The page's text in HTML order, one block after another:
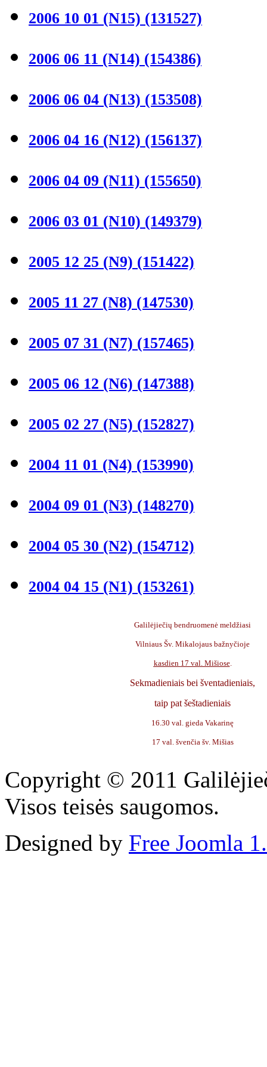
2006 10 01 (N15) (131527)
2006 06 11 (N14) (154386)
2006 06 04 (N13) (153508)
2006 04 16 (N12) (156137)
2006 04 09 (N11) (155650)
2006 03 01 (N10) (149379)
2005 12 25 (N9) (151422)
2005 11 27 (N8) (147530)
2005 07 31 (N7) (157465)
2005 06 12 (N6) (147388)
2005 02 27 (N5) (152827)
2004 11 01 (N4) (153990)
2004 09 01 (N3) (148270)
2004 05 30 (N2) (154712)
2004 04 15 (N1) (153261)
Galilėjiečių bendruomenė meldžiasi
Vilniaus Šv. Mikalojaus bažnyčioje
kasdien 17 val. Mišiose.
Sekmadieniais bei šventadieniais,
taip pat šeštadieniais
16.30 val. gieda Vakarinę
17 val. švenčia šv. Mišias
Copyright © 2011
Visos teisės saugomos.
Designed by Free Joomla